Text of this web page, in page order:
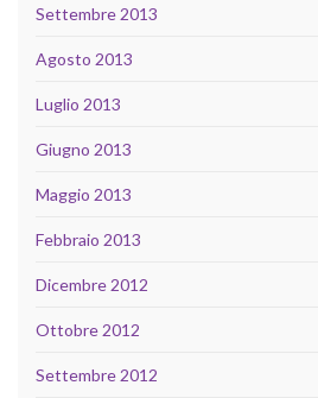
Settembre 2013
Agosto 2013
Luglio 2013
Giugno 2013
Maggio 2013
Febbraio 2013
Dicembre 2012
Ottobre 2012
Settembre 2012